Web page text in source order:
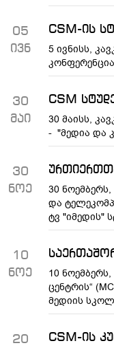
05
ივნ
CSM-ის
5 ივნისს,
30
მაი
CSM
30 მაისს,
- "მედია და
30
ნოე
30
და
ტვ "იმედის"
10
ნოე
10
ცენტრის“
მედიის
20
CSM-ის